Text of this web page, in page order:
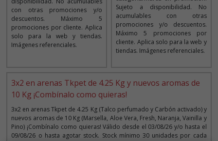
con otras promociones y/o
descuentos. Máximo 5
promociones por cliente. Aplica
solo para la web y tiendas.
Imágenes referenciales.
Sujeto a disponibilidad. No
acumulables con otras
promociones y/o descuentos.
Máximo 5 promociones por
cliente. Aplica solo para la web y
tiendas. Imágenes referenciales.
3x2 en arenas Tkpet de 4.25 Kg y nuevos aromas de
10 Kg ¡Combínalo como quieras!
3x2 en arenas Tkpet de 4.25 Kg (Talco perfumado y Carbón activado) y
nuevos aromas de 10 Kg (Marsella, Aloe Vera, Fresh, Naranja, Vainilla y
Pino) ¡Combínalo como quieras! Válido desde el 03/08/26 y/o hasta el
09/08/26 o hasta agotar stock. Stock mínimo 30 unidades por cada